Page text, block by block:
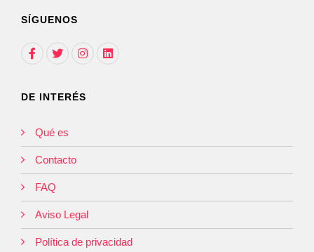
SÍGUENOS
DE INTERÉS
Qué es
Contacto
FAQ
Aviso Legal
Política de privacidad